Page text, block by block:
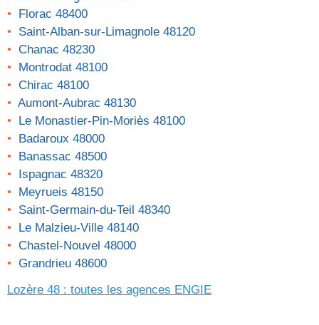
Florac 48400
Saint-Alban-sur-Limagnole 48120
Chanac 48230
Montrodat 48100
Chirac 48100
Aumont-Aubrac 48130
Le Monastier-Pin-Moriès 48100
Badaroux 48000
Banassac 48500
Ispagnac 48320
Meyrueis 48150
Saint-Germain-du-Teil 48340
Le Malzieu-Ville 48140
Chastel-Nouvel 48000
Grandrieu 48600
Lozère 48 : toutes les agences ENGIE